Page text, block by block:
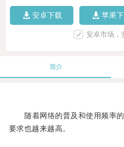
安卓下载 苹果
安卓市场，
简介
随着网络的普及和使用频率的
要求也越来越高。